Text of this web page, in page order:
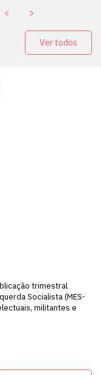
< >
Ver todos
trimestral
Socialista (MES-
militantes e